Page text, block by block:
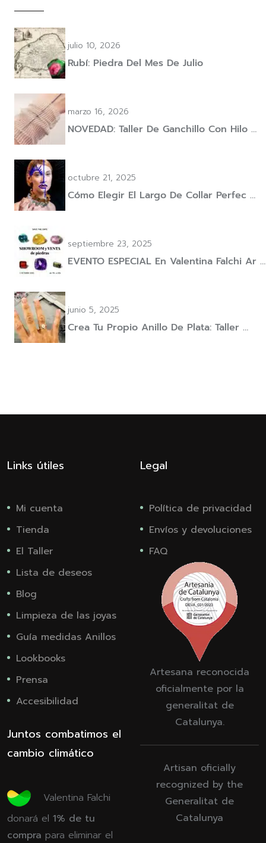
julio 10, 2026
Rubí: Piedra Del Mes De Julio
marzo 16, 2026
NOVEDAD: Taller De Ganchillo Con Hilo …
octubre 21, 2025
Cómo Elegir El Largo De Collar Perfec …
septiembre 23, 2025
EVENTO ESPECIAL En Valentina Falchi Ar …
junio 5, 2025
Crea Tu Propio Anillo De Plata: Taller …
Links útiles
Mi cuenta
Tienda
El Taller
Lista de deseos
Blog
Limpieza de las joyas
Guía medidas Anillos
Lookbooks
Prensa
Accesibilidad
Juntos combatimos el
cambio climático
Valentina Falchi
donará el 1% de tu
compra para eliminar el
Legal
Política de privacidad
Envíos y devoluciones
FAQ
Artesana reconocida
oficialmente por la
generalitat de
Catalunya.
Artisan oficially
recognized by the
Generalitat de
Catalunya